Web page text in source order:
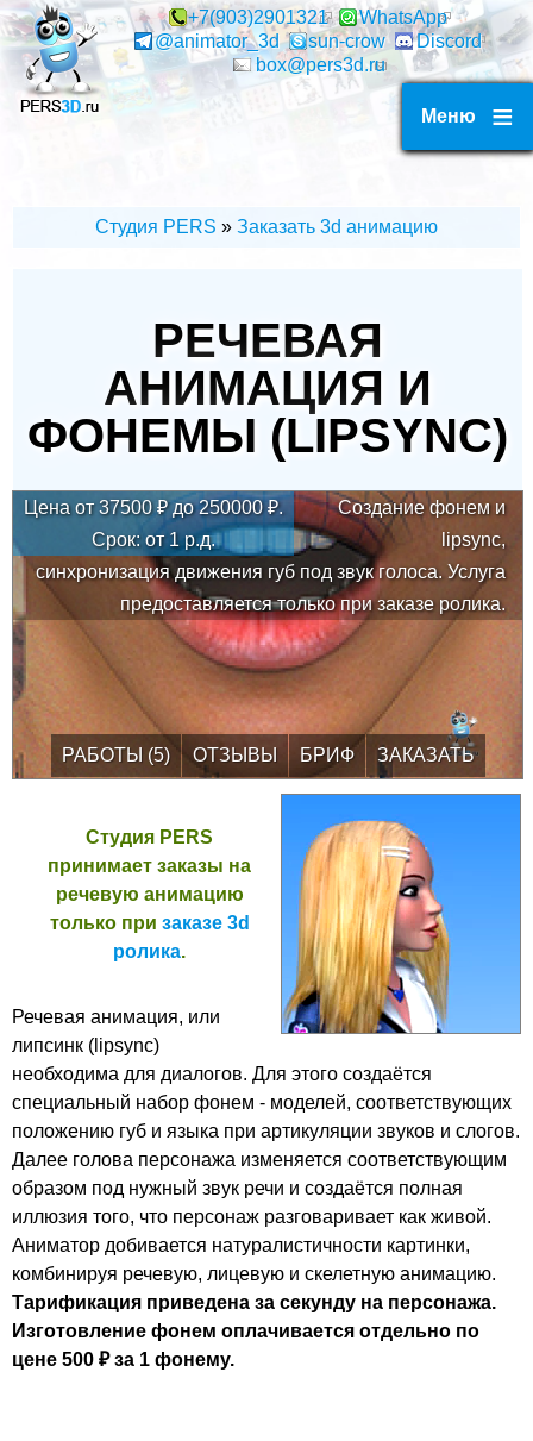
Перейти
к
основному
содержанию
+7(903)2901321
WhatsApp
@animator_3d
sun-crow
Discord
box@pers3d.ru
Меню
Студия PERS Заказать 3d анимацию
РЕЧЕВАЯ
АНИМАЦИЯ И
ФОНЕМЫ (LIPSYNC)
Цена от37500₽ до250000₽.
Срок: от 1р.д.
Cоздание фонем и
lipsync,
синхронизация движения губ под звук голоса. Услуга
предоставляется только при заказе ролика.
РАБОТЫ (5) ОТЗЫВЫ БРИФ ЗАКАЗАТЬ
Студия PERS
принимает заказы на
речевую анимацию
только при заказе 3d
ролика.
Речевая анимация, или
липсинк (lipsync)
необходима для диалогов. Для этого создаётся
специальный набор фонем - моделей, соответствующих
положению губ и языка при артикуляции звуков и слогов.
Далее голова персонажа изменяется соответствующим
образом под нужный звук речи и создаётся полная
иллюзия того, что персонаж разговаривает как живой.
Аниматор добивается натуралистичности картинки,
комбинируя речевую, лицевую и скелетную анимацию.
Тарификация приведена за секунду на персонажа.
Изготовление фонем оплачивается отдельно по
цене 500 ₽ за 1 фонему.